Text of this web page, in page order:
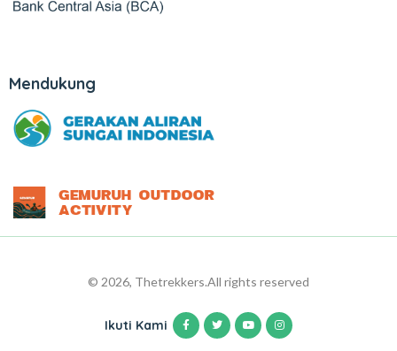
Mendukung
© 2026, Thetrekkers.All rights reserved
Ikuti Kami